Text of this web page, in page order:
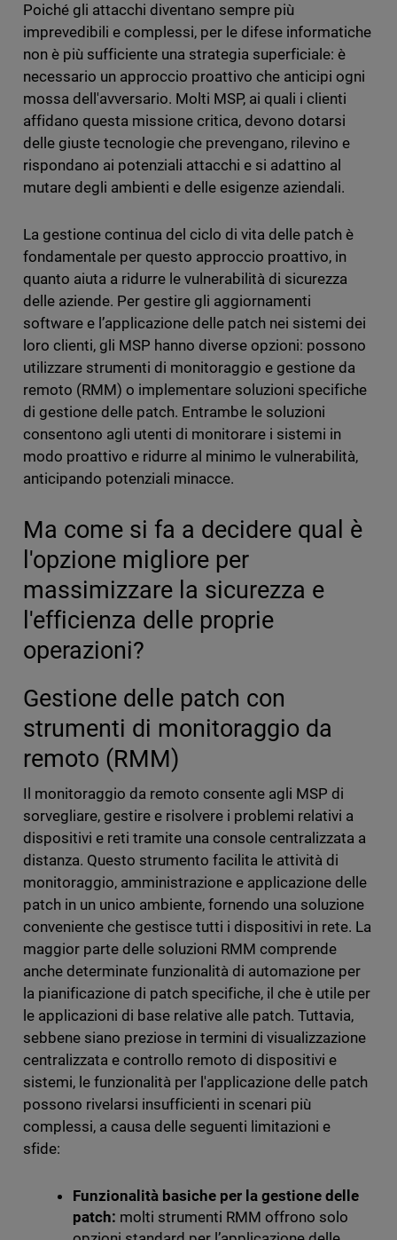
Poiché gli attacchi diventano sempre più
imprevedibili e complessi, per le difese informatiche
non è più sufficiente una strategia superficiale: è
necessario un approccio proattivo che anticipi ogni
mossa dell'avversario. Molti MSP, ai quali i clienti
affidano questa missione critica, devono dotarsi
delle giuste tecnologie che prevengano, rilevino e
rispondano ai potenziali attacchi e si adattino al
mutare degli ambienti e delle esigenze aziendali.
La gestione continua del ciclo di vita delle patch è
fondamentale per questo approccio proattivo, in
quanto aiuta a ridurre le vulnerabilità di sicurezza
delle aziende. Per gestire gli aggiornamenti
software e l’applicazione delle patch nei sistemi dei
loro clienti, gli MSP hanno diverse opzioni: possono
utilizzare strumenti di monitoraggio e gestione da
remoto (RMM) o implementare soluzioni specifiche
di gestione delle patch. Entrambe le soluzioni
consentono agli utenti di monitorare i sistemi in
modo proattivo e ridurre al minimo le vulnerabilità,
anticipando potenziali minacce.
Ma come si fa a decidere qual è
l'opzione migliore per
massimizzare la sicurezza e
l'efficienza delle proprie
operazioni?
Gestione delle patch con
strumenti di monitoraggio da
remoto (RMM)
Il monitoraggio da remoto consente agli MSP di
sorvegliare, gestire e risolvere i problemi relativi a
dispositivi e reti tramite una console centralizzata a
distanza. Questo strumento facilita le attività di
monitoraggio, amministrazione e applicazione delle
patch in un unico ambiente, fornendo una soluzione
conveniente che gestisce tutti i dispositivi in rete. La
maggior parte delle soluzioni RMM comprende
anche determinate funzionalità di automazione per
la pianificazione di patch specifiche, il che è utile per
le applicazioni di base relative alle patch. Tuttavia,
sebbene siano preziose in termini di visualizzazione
centralizzata e controllo remoto di dispositivi e
sistemi, le funzionalità per l'applicazione delle patch
possono rivelarsi insufficienti in scenari più
complessi, a causa delle seguenti limitazioni e
sfide:
Funzionalità basiche per la gestione delle
patch: molti strumenti RMM offrono solo